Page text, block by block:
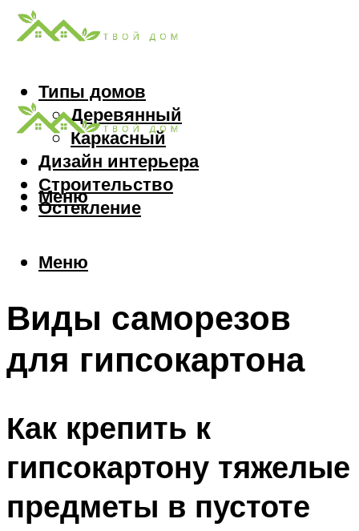
Типы домов
Деревянный
Каркасный
Дизайн интерьера
Строительство
Остекление
Меню
Меню
Виды саморезов
для гипсокартона
Как крепить к
гипсокартону тяжелые
предметы в пустоте